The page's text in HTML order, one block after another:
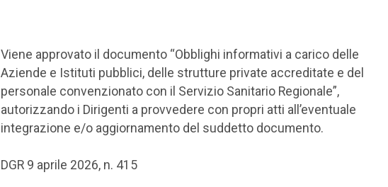
Viene approvato il documento “Obblighi informativi a carico delle
Aziende e Istituti pubblici, delle strutture private accreditate e del
personale convenzionato con il Servizio Sanitario Regionale”,
autorizzando i Dirigenti a provvedere con propri atti all’eventuale
integrazione e/o aggiornamento del suddetto documento.
DGR 9 aprile 2026, n. 415